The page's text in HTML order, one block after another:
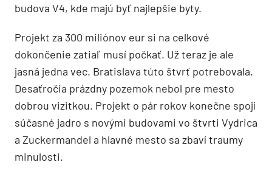
budova V4, kde majú byť najlepšie byty.
Projekt za 300 miliónov eur si na celkové
dokončenie zatiaľ musí počkať. Už teraz je ale
jasná jedna vec. Bratislava túto štvrť potrebovala.
Desaťročia prázdny pozemok nebol pre mesto
dobrou vizitkou. Projekt o pár rokov konečne spojí
súčasné jadro s novými budovami vo štvrti Vydrica
a Zuckermandel a hlavné mesto sa zbaví traumy
minulosti.